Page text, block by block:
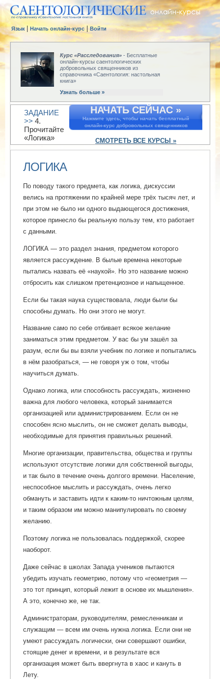
Язык| Начать онлайн-курс Войти
Курс «Расследования» - Бесплатные
онлайн-курсы саентологических
добровольных священников из
справочника «Саентология: настольная
книга»
Узнать больше »
НАЧАТЬ СЕЙЧАС »
Нажмите здесь, чтобы начать бесплатный
онлайн-курс добровольных священников
СМОТРЕТЬ ВСЕ КУРСЫ »
ЗАДАНИЕ
>> 4.
Прочитайте
«Логика»
ЛОГИКА
По поводу такого предмета, как логика, дискуссии
велись на протяжении по крайней мере трёх тысяч лет, и
при этом не было ни одного выдающегося достижения,
которое принесло бы реальную пользу тем, кто работает
с данными.
ЛОГИКА — это раздел знания, предметом которого
является рассуждение. В былые времена некоторые
пытались назвать её «наукой». Но это название можно
отбросить как слишком претенциозное и напыщенное.
Если бы такая наука существовала, люди были бы
способны думать. Но они этого не могут.
Название само по себе отбивает всякое желание
заниматься этим предметом. У вас бы ум зашёл за
разум, если бы вы взяли учебник по логике и попытались
в нём разобраться, — не говоря уж о том, чтобы
научиться думать.
Однако логика, или способность рассуждать, жизненно
важна для любого человека, который занимается
организацией или администрированием. Если он не
способен ясно мыслить, он не сможет делать выводы,
необходимые для принятия правильных решений.
Многие организации, правительства, общества и группы
используют отсутствие логики для собственной выгоды,
и так было в течение очень долгого времени. Население,
неспособное мыслить и рассуждать, очень легко
обмануть и заставить идти к каким-то ничтожным целям,
и таким образом им можно манипулировать по своему
желанию.
Поэтому логика не пользовалась поддержкой, скорее
наоборот.
Даже сейчас в школах Запада учеников пытаются
убедить изучать геометрию, потому что «геометрия —
это тот принцип, который лежит в основе их мышления».
А это, конечно же, не так.
Администраторам, руководителям, ремесленникам и
служащим — всем им очень нужна логика. Если они не
умеют рассуждать логически, они совершают ошибки,
стоящие денег и времени, и в результате вся
организация может быть ввергнута в хаос и кануть в
Лету.